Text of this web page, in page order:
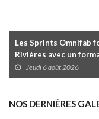
Les Sprints Omnifab
Rivières avec un
Jeudi 6 août 2026
NOS DERNIÈRES